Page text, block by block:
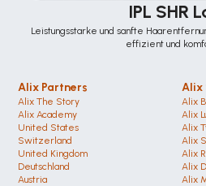
IPL SHR
Leistungsstarke und sanfte
effizient und
Alix Partners
Alix The Story
Alix Academy
United States
Switzerland
United Kingdom
Deutschland
Austria
Alix
Alix
Alix
Alix
Alix
Alix
Alix
Alix